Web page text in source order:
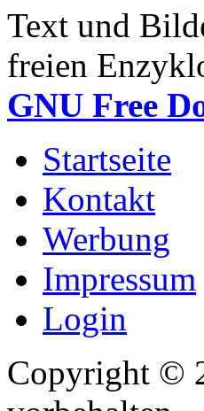
Text und
freien
GNU Free
Startseite
Kontakt
Werbung
Impressum
Login
Copyright ©